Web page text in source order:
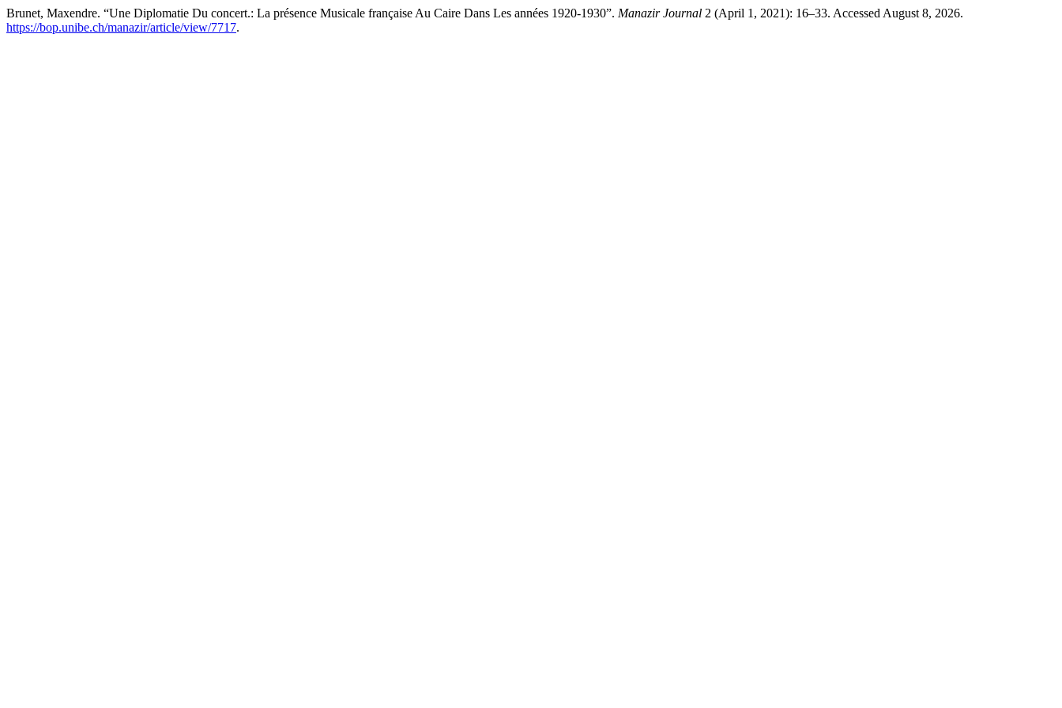
Brunet, Maxendre. “Une Diplomatie Du concert.: La présence Musicale française Au Caire Dans Les années 1920-1930”. Manazir Journal 2 (April 1, 2021): 16–33. Accessed August 8, 2026.
https://bop.unibe.ch/manazir/article/view/7717.